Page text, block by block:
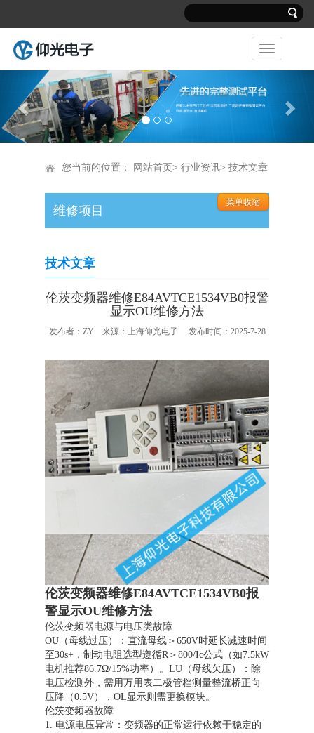
Previous
您当前的位置： 网站首页 > 行业资讯> 技术文章
维修项目
技术文章
伦茨变频器维修E84AVTCE1534VB0报警
显示OU维修方法
发布者：ZY 来源：上海仰光电子 发布时间：2025-7-28
伦茨变频器维修E84AVTCE1534VB0报
警显示OU维修方法
伦茨变频器电源与电压类故障
OU（母线过压）：直流母线＞650V时延长减速时间
至30s+，制动电阻选型遵循R＞800/Ic公式（如7.5kW
电机推荐86.7Ω/15%功率）。LU（母线欠压）：除
电压检测外，需用万用表二极管档测量整流桥正向
压降（0.5V），OL显示则需更换模块。
伦茨变频器故障
1. 电源电压异常：变频器的正常运行依赖于稳定的